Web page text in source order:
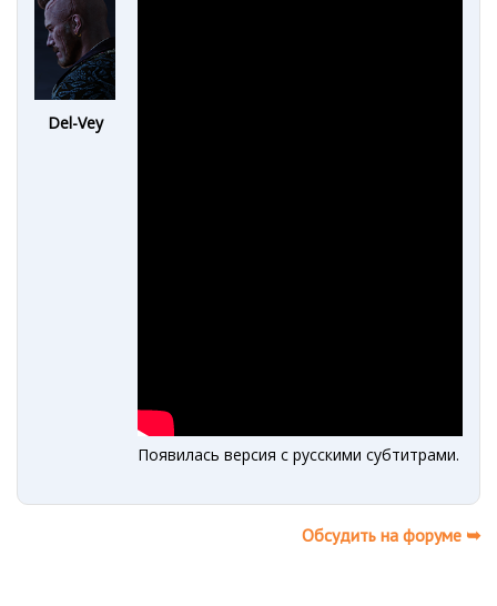
Del-Vey
Появилась версия с русскими субтитрами.
Обсудить на форуме ➥